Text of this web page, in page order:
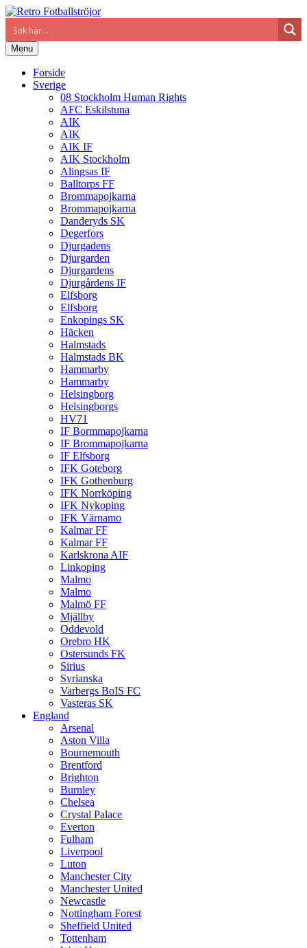
Menu
Forside
Sverige
08 Stockholm Human Rights
AFC Eskilstuna
AIK
AIK
AIK IF
AIK Stockholm
Alingsas IF
Balltorps FF
Brommapojkarna
Brommapojkarna
Danderyds SK
Degerfors
Djurgadens
Djurgarden
Djurgardens
Djurgårdens IF
Elfsborg
Elfsborg
Enkopings SK
Häcken
Halmstads
Halmstads BK
Hammarby
Hammarby
Helsingborg
Helsingborgs
HV71
IF Bormmapojkarna
IF Brommapojkarna
IF Elfsborg
IFK Goteborg
IFK Gothenburg
IFK Norrköping
IFK Nykoping
IFK Värnamo
Kalmar FF
Kalmar FF
Karlskrona AIF
Linkoping
Malmo
Malmo
Malmö FF
Mjällby
Oddevold
Orebro HK
Ostersunds FK
Sirius
Syrianska
Varbergs BoIS FC
Vasteras SK
England
Arsenal
Aston Villa
Bournemouth
Brentford
Brighton
Burnley
Chelsea
Crystal Palace
Everton
Fulham
Liverpool
Luton
Manchester City
Manchester United
Newcastle
Nottingham Forest
Sheffield United
Tottenham